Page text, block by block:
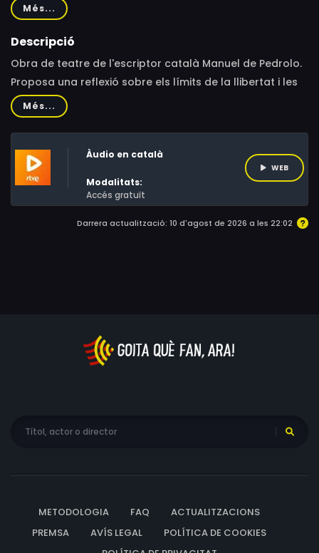
Més...
Descripció
Obra de teatre de l'escriptor català Manuel de Pedrolo.
Proposa una reflexió sobre els límits de la llibertat i les
relacions humanes de domini i submissió. Dues parelles
joves (Fabi-Selena i Bret-Eliana) es troben
empresonades en dues cambres separades, sota la
vigilància permanent de l'escarceller No. Els intents per
alliberar-se’n topen amb les seves pròpies pors i les
dificultats de passar a l'acció. Els fills de cada parella
recerca per ampliar l'espai de llibertat. A diferència dels
Més...
Àudio en català
Modalitats:
Accés gratuït
WEB
Darrera actualització: 10 d'agost de 2026 a les 22:02
METODOLOGIA FAQ
ACTUALITZACIONS
PREMSA
AVÍS LEGAL
POLÍTICA DE COOKIES